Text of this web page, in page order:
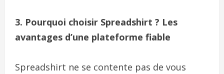
3. Pourquoi choisir Spreadshirt ? Les
avantages d’une plateforme fiable
Spreadshirt ne se contente pas de vous